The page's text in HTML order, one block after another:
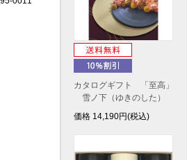
カタログギフト 「至高」
雪ノ下（ゆきのした）
価格 14,190円(税込)